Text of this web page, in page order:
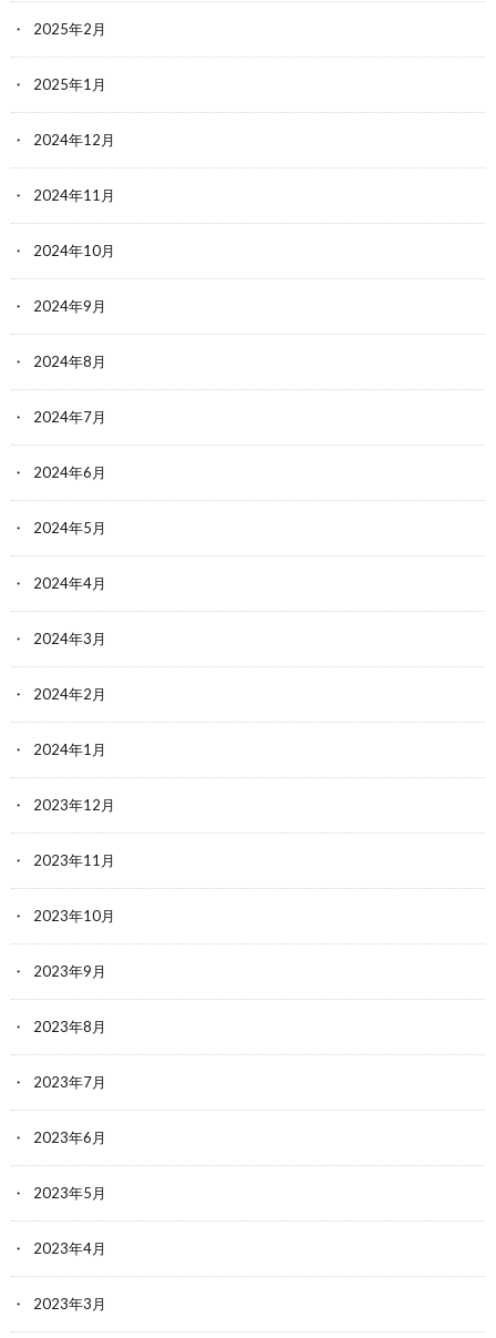
2025年2月
2025年1月
2024年12月
2024年11月
2024年10月
2024年9月
2024年8月
2024年7月
2024年6月
2024年5月
2024年4月
2024年3月
2024年2月
2024年1月
2023年12月
2023年11月
2023年10月
2023年9月
2023年8月
2023年7月
2023年6月
2023年5月
2023年4月
2023年3月